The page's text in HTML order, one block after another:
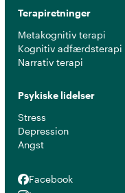
Terapiretninger
Metakognitiv terapi
Kognitiv adfærdsterapi
Narrativ terapi
Psykiske lidelser
Stress
Depression
Angst
Facebook
Facebook